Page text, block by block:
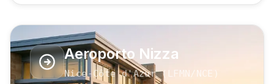
Aeroporto Nizza
Nice-Côte d'Azur( LFMN/NCE )